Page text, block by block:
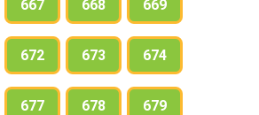
667 668 669
672 673 674
677 678 679